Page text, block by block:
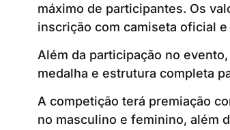
máximo de participantes. Os
inscrição com camiseta oficial
Além da participação no
medalha e estrutura completa
A competição terá premiação
no masculino e feminino, além